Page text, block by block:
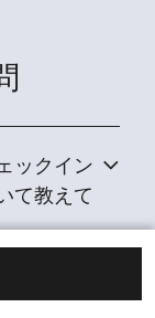
ックイン
て教えて